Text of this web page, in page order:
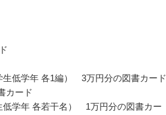
生低学年 各1編） 3万円分の図書カード
カード
低学年 各若干名） 1万円分の図書カー